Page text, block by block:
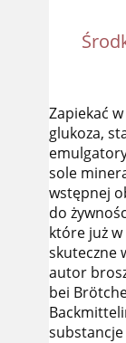
Zapiekać
glukoza,
sole
wstępnej
do
które już
skuteczne
autor
bei